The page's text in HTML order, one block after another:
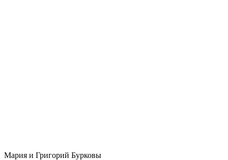
Мария и Григорий Бурковы